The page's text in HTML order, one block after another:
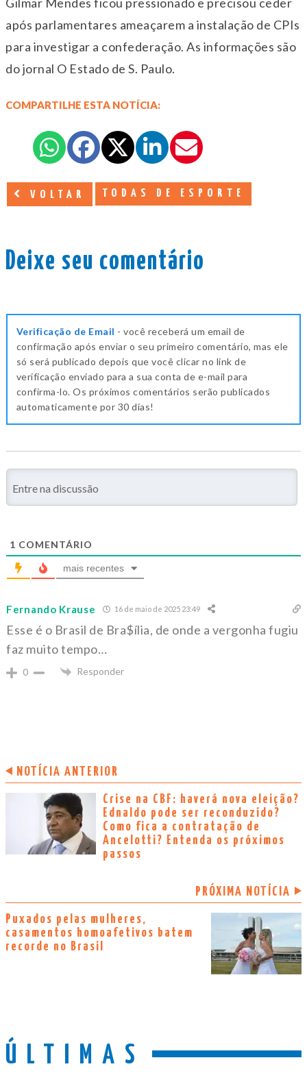
após parlamentares ameaçarem a instalação de CPIs
para investigar a confederação. As informações são
do jornal O Estado de S. Paulo.
COMPARTILHE ESTA NOTÍCIA:
VOLTAR TODAS DE ESPORTE
Deixe seu comentário
Verificação de Email - você receberá um email de
confirmação após enviar o seu primeiro comentário, mas ele
só será publicado depois que você clicar no link de
verificação enviado para a sua conta de e-mail para
confirma-lo. Os próximos comentários serão publicados
automaticamente por 30 dias!
1 COMENTÁRIO
mais recentes
Fernando Krause 16 de maio de 2025 23:49
Esse é o Brasil de Bra$ília, de onde a vergonha fugiu
faz muito tempo…
0 Responder
NOTÍCIA ANTERIOR
Crise na CBF: haverá nova eleição?
Ednaldo pode ser reconduzido?
Como fica a contratação de
Ancelotti? Entenda os próximos
passos
PRÓXIMA NOTÍCIA
Puxados pelas mulheres,
casamentos homoafetivos batem
recorde no Brasil
ÚLTIMAS